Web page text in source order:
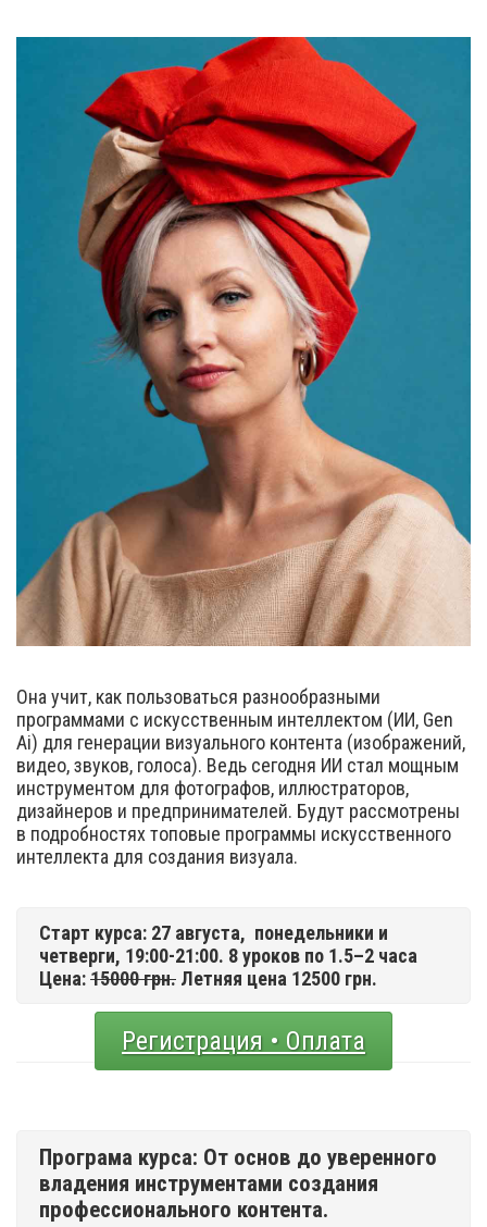
Она учит, как пользоваться разнообразными
программами с искусственным интеллектом (ИИ, Gen
Ai) для генерации визуального контента (изображений,
видео, звуков, голоса). Ведь сегодня ИИ стал мощным
инструментом для фотографов, иллюстраторов,
дизайнеров и предпринимателей. Будут рассмотрены
в подробностях топовые программы искусственного
интеллекта для создания визуала.
Старт курса: 27 августа, понедельники и
четверги, 19:00-21:00. 8 уроков по 1.5–2 часа
Цена:15000 грн. Летняя цена 12500 грн.
Регистрация • Оплата
Програма курса: От основ до уверенного
владения инструментами создания
профессионального контента.